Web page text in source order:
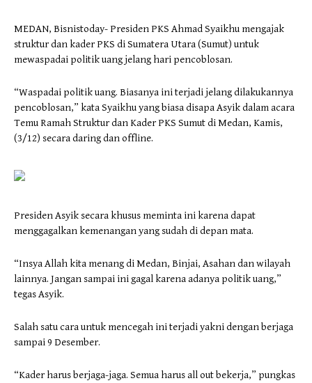
MEDAN, Bisnistoday- Presiden PKS Ahmad Syaikhu mengajak
struktur dan kader PKS di Sumatera Utara (Sumut) untuk
mewaspadai politik uang jelang hari pencoblosan.
“Waspadai politik uang. Biasanya ini terjadi jelang dilakukannya
pencoblosan,” kata Syaikhu yang biasa disapa Asyik dalam acara
Temu Ramah Struktur dan Kader PKS Sumut di Medan, Kamis,
(3/12) secara daring dan offline.
Presiden Asyik secara khusus meminta ini karena dapat
menggagalkan kemenangan yang sudah di depan mata.
“Insya Allah kita menang di Medan, Binjai, Asahan dan wilayah
lainnya. Jangan sampai ini gagal karena adanya politik uang,”
tegas Asyik.
Salah satu cara untuk mencegah ini terjadi yakni dengan berjaga
sampai 9 Desember.
“Kader harus berjaga-jaga. Semua harus all out bekerja,” pungkas